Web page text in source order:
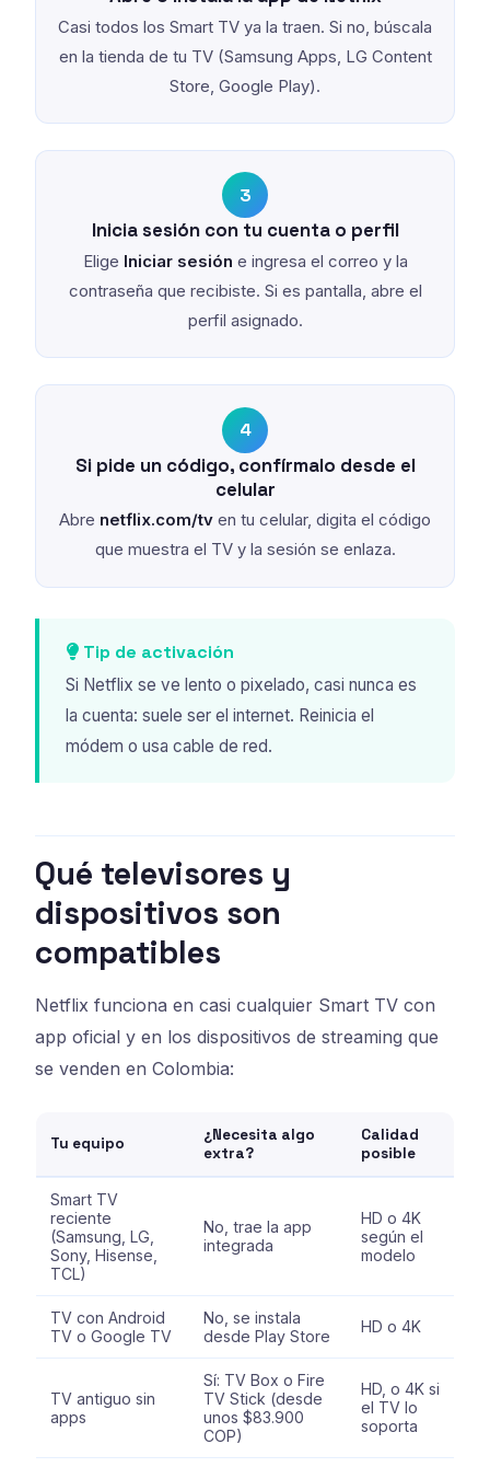
Casi todos los Smart TV ya la traen. Si no, búscala
en la tienda de tu TV (Samsung Apps, LG Content
Store, Google Play).
3
Inicia sesión con tu cuenta o perfil
Elige Iniciar sesión e ingresa el correo y la
contraseña que recibiste. Si es pantalla, abre el
perfil asignado.
4
Si pide un código, confírmalo desde el
celular
Abre netflix.com/tv en tu celular, digita el código
que muestra el TV y la sesión se enlaza.
Tip de activación
Si Netflix se ve lento o pixelado, casi nunca es
la cuenta: suele ser el internet. Reinicia el
módem o usa cable de red.
Qué televisores y
dispositivos son
compatibles
Netflix funciona en casi cualquier Smart TV con
app oficial y en los dispositivos de streaming que
se venden en Colombia:
Tu equipo
¿Necesita algo
extra?
Calidad
posible
Smart TV
reciente
(Samsung, LG,
Sony, Hisense,
TCL)
No, trae la app
integrada
HD o 4K
según el
modelo
TV con Android
TV o Google TV
No, se instala
desde Play Store
HD o 4K
TV antiguo sin
apps
Sí: TV Box o Fire
TV Stick (desde
unos $83.900
COP)
HD, o 4K si
el TV lo
soporta